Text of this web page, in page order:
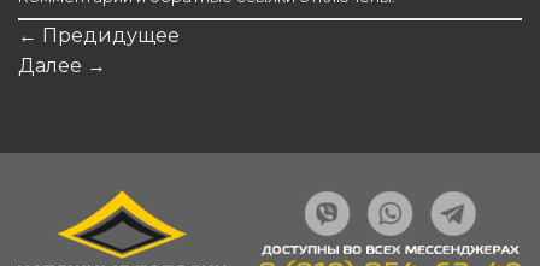
← Предидущее
Далее →